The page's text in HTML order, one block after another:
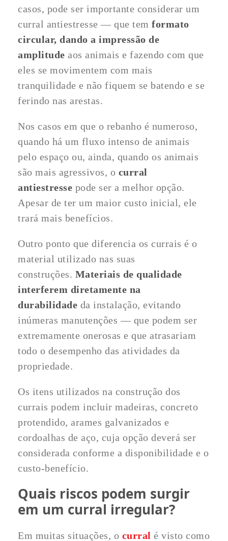
casos, pode ser importante considerar um
curral antiestresse — que temformato
circular, dando a impressão de
amplitudeaos animais e fazendo com que
eles se movimentem com mais
tranquilidade e não fiquem se batendo e se
ferindo nas arestas.
Nos casos em que o rebanho é numeroso,
quando há um fluxo intenso de animais
pelo espaço ou, ainda, quando os animais
são mais agressivos, o curral
antiestresse pode ser a melhor opção.
Apesar de ter um maior custo inicial, ele
trará mais benefícios.
Outro ponto que diferencia os currais é o
material utilizado nas suas
construções. Materiais de qualidade
interferem diretamente na
durabilidade da instalação, evitando
inúmeras manutenções — que podem ser
extremamente onerosas e que atrasariam
todo o desempenho das atividades da
propriedade.
Os itens utilizados na construção dos
currais podem incluir madeiras, concreto
protendido, arames galvanizados e
cordoalhas de aço, cuja opção deverá ser
considerada conforme a disponibilidade e o
custo-benefício.
Quais riscos podem surgir
em um curral irregular?
Em muitas situações, o curral é visto como